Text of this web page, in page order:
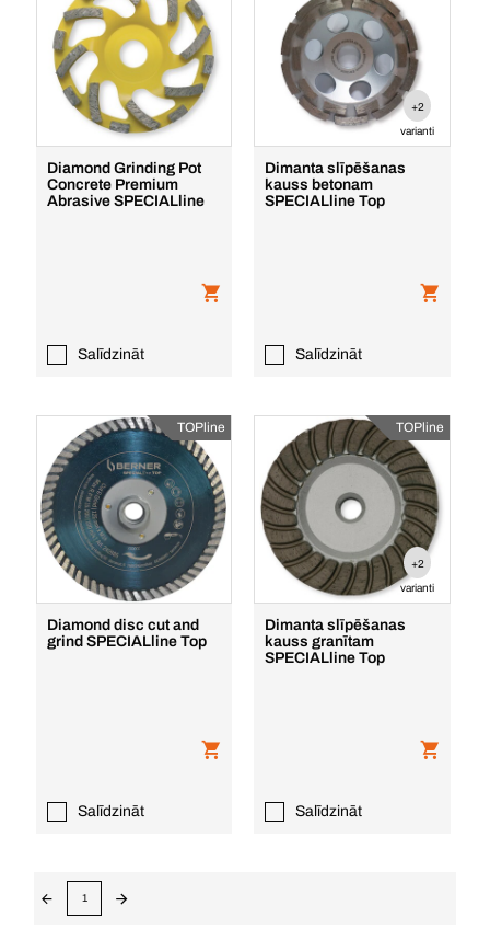
Diamond Grinding Pot
Concrete Premium
Abrasive SPECIALline
Salīdzināt
+2
varianti
Dimanta slīpēšanas
kauss betonam
SPECIALline Top
Salīdzināt
TOPline
Diamond disc cut and
grind SPECIALline Top
Salīdzināt
TOPline
+2
varianti
Dimanta slīpēšanas
kauss granītam
SPECIALline Top
Salīdzināt
1